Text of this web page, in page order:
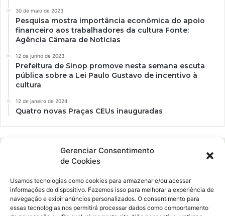
Gerenciar Consentimento
de Cookies
Usamos tecnologias como cookies para armazenar e/ou acessar
informações do dispositivo. Fazemos isso para melhorar a experiência de
navegação e exibir anúncios personalizados. O consentimento para
essas tecnologias nos permitirá processar dados como comportamento
30 de maio de 2023
Pesquisa mostra importância econômica do apoio
financeiro aos trabalhadores da cultura Fonte:
Agência Câmara de Notícias
12 de junho de 2023
Prefeitura de Sinop promove nesta semana escuta
pública sobre a Lei Paulo Gustavo de incentivo à
cultura
12 de janeiro de 2024
Quatro novas Praças CEUs inauguradas
Ockara é uma plataforma multicultural e criativa. Nossa proposta é